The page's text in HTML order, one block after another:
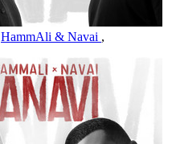
HammAli & Navai ,